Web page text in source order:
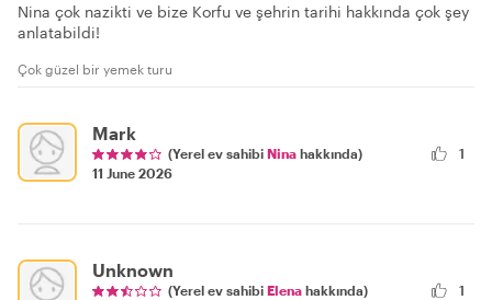
Nina çok nazikti ve bize Korfu ve şehrin tarihi hakkında çok şey
anlatabildi!
Çok güzel bir yemek turu
Mark
(Yerel ev sahibi Nina hakkında)
11 June 2026
1
Unknown
(Yerel ev sahibi Elena hakkında)
1